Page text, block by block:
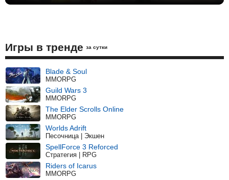
Игры в тренде за сутки
Blade & Soul
MMORPG
Guild Wars 3
MMORPG
The Elder Scrolls Online
MMORPG
Worlds Adrift
Песочница | Экшен
SpellForce 3 Reforced
Стратегия | RPG
Riders of Icarus
MMORPG